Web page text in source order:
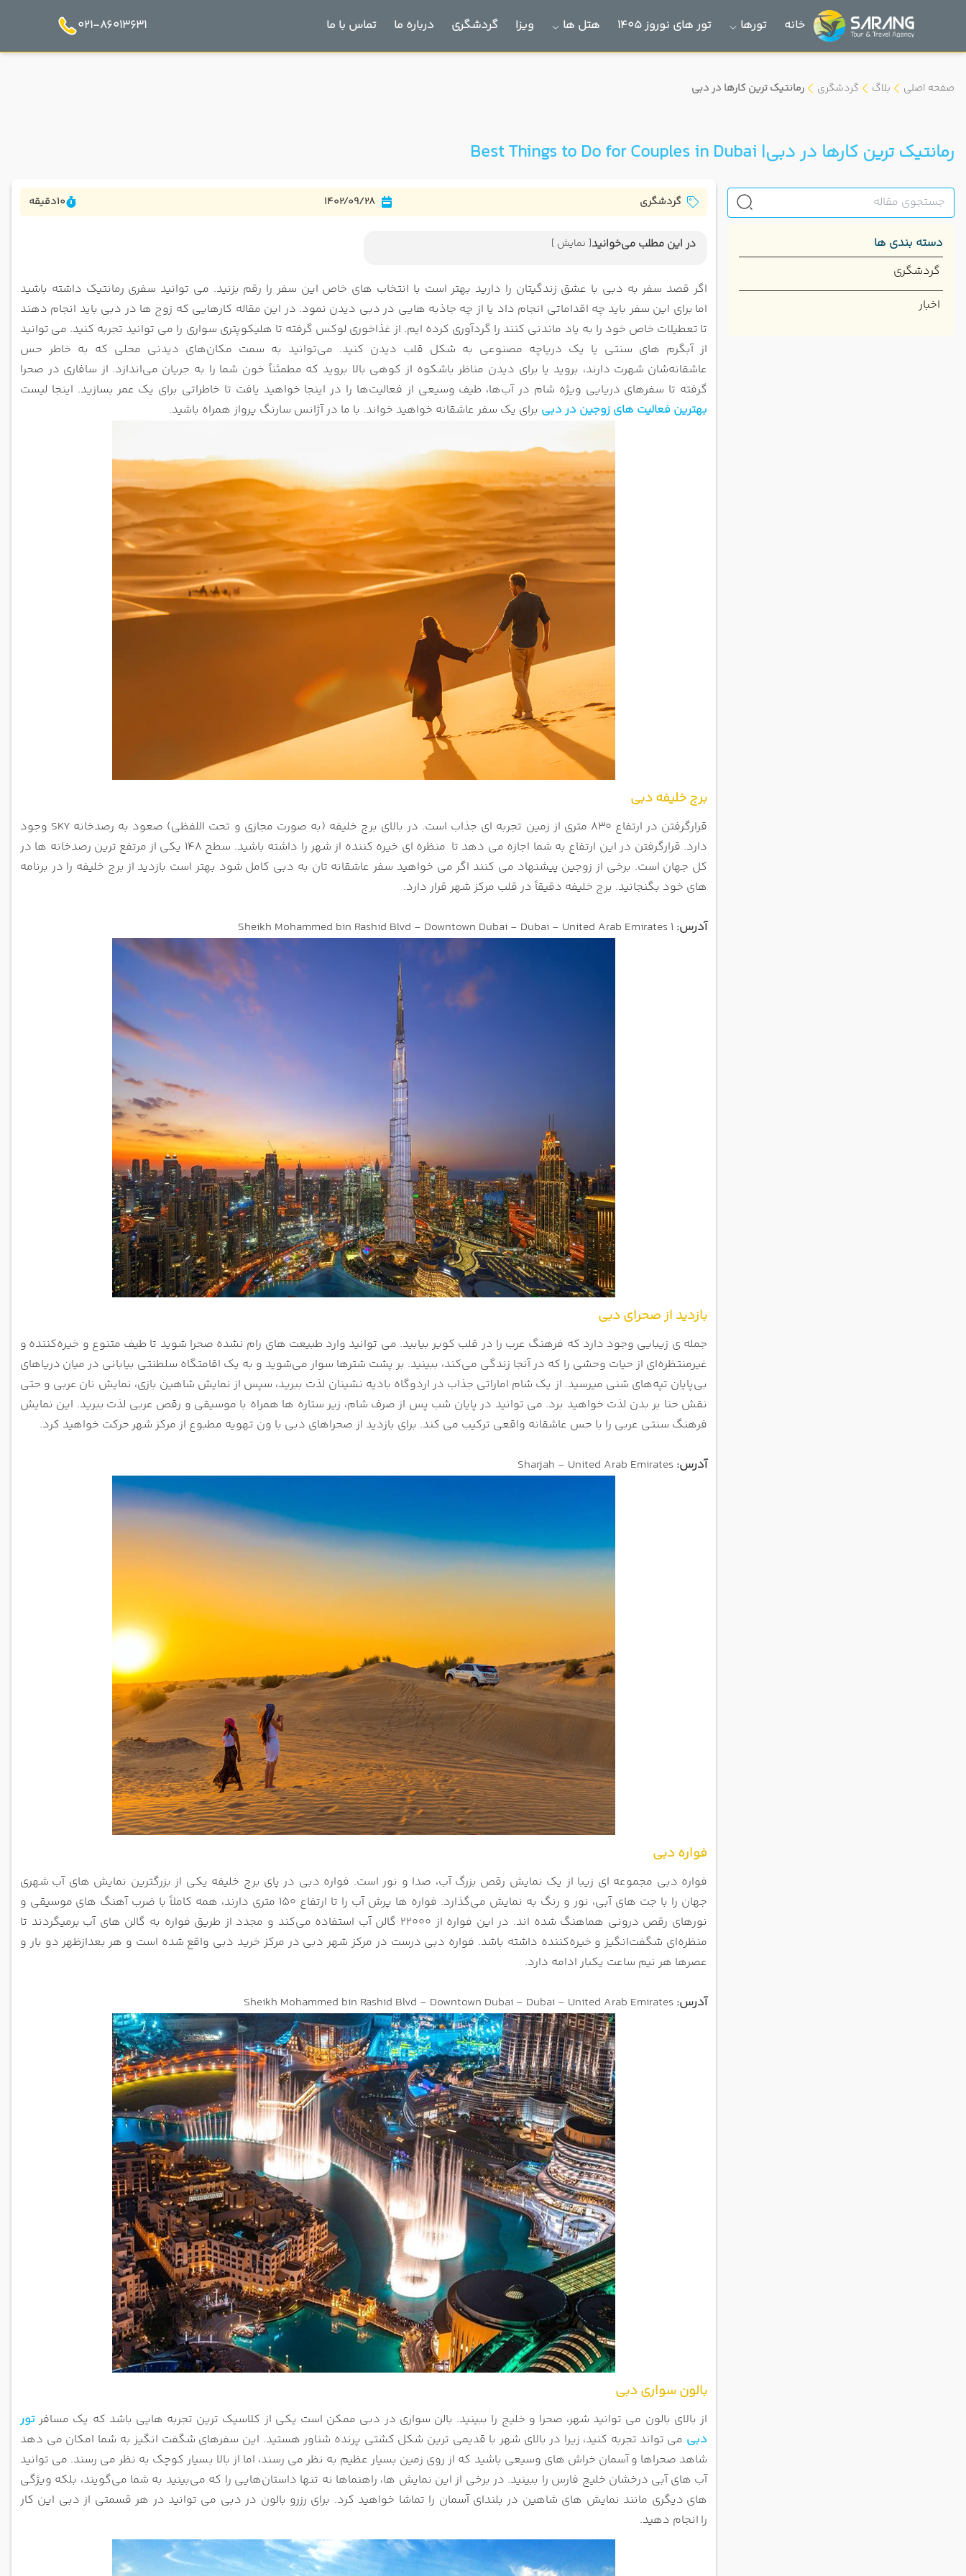
خانه تورها تور های نوروز 1405 هتل ها ویزا گردشگری درباره ما تماس با ما 021-86013631
صفحه اصلی بلاگ گردشگری رمانتیک ترین کارها در دبی
رمانتیک ترین کارها در دبی| Best Things to Do for Couples in Dubai
دسته بندی ها
گردشگری
اخبار
گردشگری 1402/09/28
10دقیقه
در این مطلب می‌خوانید[ نمایش ]
بازدید از صحرای دبی
فواره دبی
بالون سواری دبی
باغ معجزه دبی
کروز شام دبی کریک دوو
هلیکوپتر سواری دبی
کوه هاتا دبی
اگر قصد سفر به دبی با عشق زندگیتان را دارید بهتر است با انتخاب های خاص این سفر را رقم بزنید. می توانید سفری رمانتیک داشته باشید
اما برای این سفر باید چه اقداماتی انجام داد یا از چه جاذبه هایی در دبی دیدن نمود. در این مقاله کارهایی که زوج ها در دبی باید انجام دهند
تا تعطیلات خاص خود را به یاد ماندنی کنند را گردآوری کرده ایم. از غذاخوری لوکس گرفته تا هلیکوپتری سواری را می توانید تجربه کنید. می توانید
از آبگرم های سنتی یا یک دریاچه مصنوعی به شکل قلب دیدن کنید. می‌توانید به سمت مکان‌های دیدنی محلی که به خاطر حس
عاشقانه‌شان شهرت دارند، بروید یا برای دیدن مناظر باشکوه از کوهی بالا بروید که مطمئناً خون شما را به جریان می‌اندازد. از سافاری در صحرا
گرفته تا سفرهای دریایی ویژه شام ​​در آب‌ها، طیف وسیعی از فعالیت‌ها را در اینجا خواهید یافت تا خاطراتی برای یک عمر بسازید. اینجا لیست
بهترین فعالیت های زوجین در دبی برای یک سفر عاشقانه خواهید خواند. با ما در آژانس سارنگ پرواز همراه باشید.
برج خلیفه دبی
قرارگرفتن در ارتفاع 830 متری از زمین تجربه ای جذاب است. در بالای برج خلیفه (به صورت مجازی و تحت اللفظی) صعود به رصدخانه
SKY وجود
دارد. قرارگرفتن در این ارتفاع به شما اجازه می دهد تا منظره ای خیره کننده از شهر را داشته باشید. سطح 148 یکی از مرتفع
ترین رصدخانه ها در
کل جهان است. برخی از زوجین پیشنهاد می کنند اگر می خواهید سفر عاشقانه تان به دبی کامل شود بهتر است بازدید از برج خلیفه را در برنامه
های خود بگنجانید. برج خلیفه دقیقاً در قلب مرکز شهر قرار دارد.
آدرس: 1 Sheikh Mohammed bin Rashid Blvd - Downtown Dubai - Dubai - United Arab Emirates
بازدید از صحرای دبی
جمله ی زیبایی وجود دارد که فرهنگ عرب را در قلب کویر بیابید. می توانید وارد طبیعت‌ های رام‌ نشده صحرا شوید تا طیف متنوع و خیره‌کننده و
غیرمنتظره‌ای از حیات‌ وحشی را که در آنجا زندگی می‌کند، ببینید. بر پشت شترها سوار می‌شوید و به یک اقامتگاه سلطنتی بیابانی در میان دریاهای
بی‌پایان تپه‌های شنی میرسید. از یک شام اماراتی جذاب در اردوگاه بادیه‌ نشینان لذت ببرید، سپس از نمایش شاهین ‌بازی، نمایش نان عربی و حتی
نقش حنا بر بدن لذت خواهید برد. می توانید در پایان شب پس از صرف شام، زیر ستاره ها همراه با موسیقی و رقص عربی لذت ببرید. این نمایش
فرهنگ سنتی عربی را با حس عاشقانه واقعی ترکیب می کند. برای بازدید از صحراهای دبی با ون تهویه مطبوع از مرکز شهرحرکت خواهید کرد.
آدرس:
فواره دبی
فواره دبی مجموعه ای زیبا از یک نمایش رقص بزرگ آب، صدا و نور است. فواره دبی در پای برج خلیفه یکی از بزرگترین نمایش‌ های آب شهری
جهان را با جت ‌های آبی، نور و رنگ به نمایش می‌گذارد. فواره ها پرش آب را تا ارتفاع 150 متری دارند، همه کاملاً با ضرب آهنگ های
موسیقی و
نورهای رقص درونی هماهنگ شده اند. در این فواره از 22000 گالن آب استفاده می‌کند و مجدد از طریق فواره به گالن های آب
برمیگردند تا
منظره‌ای شگفت‌انگیز و خیره‌کننده داشته باشد. فواره دبی درست در مرکز شهر دبی در مرکز خرید دبی واقع شده است و هر بعدازظهر دو بار و
عصرها هر نیم ساعت یکبار ادامه دارد.
آدرس:
بالون سواری دبی
از بالای بالون می توانید شهر، صحرا و خلیج را ببینید. بالن سواری در دبی ممکن است یکی از کلاسیک ترین تجربه هایی باشد که یک مسافر تور
دبی می تواند تجربه کنید، زیرا در بالای شهر با قدیمی ترین شکل کشتی پرنده شناور هستید. این سفرهای شگفت انگیز به شما امکان می دهد
شاهد صحراها وآسمان خراش های وسیعی باشید که از روی زمین بسیار عظیم به نظر می رسند، اما از بالا بسیار کوچک به نظر می رسند. می توانید
آب هایآبی درخشان خلیج فارس را ببینید. در برخی از این نمایش ‌ها، راهنماها نه تنها داستان‌هایی را که می‌بینید به شما می‌گویند، بلکه ویژگی‌
های دیگری مانند نمایش‌ های شاهین در بلندای آسمان را تماشا خواهید کرد. برای رزرو بالون در دبی می توانید در هر قسمتی از دبی این کار
را انجام دهید.